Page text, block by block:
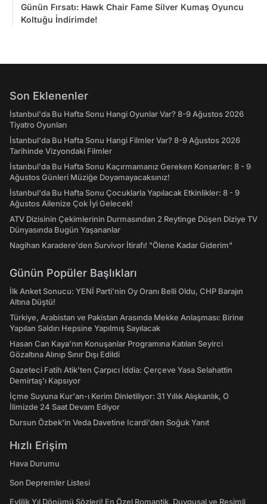
Günün Fırsatı: Hawk Chair Fame Silver Kumaş Oyuncu
Koltuğu İndirimde!
Son Eklenenler
İstanbul'da Bu Hafta Sonu Hangi Oyunlar Var? 8-9 Ağustos 2026
Tiyatro Oyunları
İstanbul'da Bu Hafta Sonu Hangi Filmler Var? 8-9 Ağustos 2026
Tarihinde Vizyondaki Filmler
İstanbul'da Bu Hafta Sonu Kaçırmamanız Gereken Konserler: 8 - 9
Ağustos Günleri Müziğe Doyamayacaksınız!
İstanbul'da Bu Hafta Sonu Çocuklarla Yapılacak Etkinlikler: 8 - 9
Ağustos Ailenize Çok İyi Gelecek!
ATV Dizisinin Çekimlerinin Durmasından 2 Reytinge Düşen Diziye TV
Dünyasında Bugün Yaşananlar
Nagihan Karadere'den Survivor İtirafı! "Ölene Kadar Giderim"
Günün Popüler Başlıkları
İlk Anket Sonucu: YENİ Parti'nin Oy Oranı Belli Oldu, CHP Barajın
Altına Düştü!
Türkiye, Arabistan ve Pakistan Arasında Mekke Anlaşması: Birine
Yapılan Saldırı Hepsine Yapılmış Sayılacak
Hasan Can Kaya’nın Konuşanlar Programına Katılan Seyirci
Gözaltına Alınıp Sınır Dışı Edildi
Gazeteci Fatih Atik'ten Çarpıcı İddia: Çerçeve Yasa Selahattin
Demirtaş'ı Kapsıyor
İçme Suyuna Kur'an-ı Kerim Dinletiliyor: 31 Yıllık Alışkanlık, O
İlimizde 24 Saat Devam Ediyor
Dursun Özbek'in Veda Davetine Icardi'den Soğuk Yanıt
Hızlı Erişim
Hava Durumu
Son Depremler Listesi
Evlilik Yıl Dönümü Sözleri! En Özel Romantik, Duygusal ve Resimli